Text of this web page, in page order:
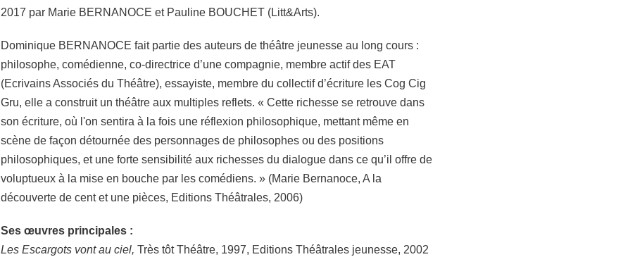
2017 par Marie BERNANOCE et Pauline BOUCHET (Litt&Arts).
Dominique BERNANOCE fait partie des auteurs de théâtre jeunesse au long cours :
philosophe, comédienne, co-directrice d’une compagnie, membre actif des EAT
(Ecrivains Associés du Théâtre), essayiste, membre du collectif d’écriture les Cog Cig
Gru, elle a construit un théâtre aux multiples reflets. « Cette richesse se retrouve dans
son écriture, où l'on sentira à la fois une réflexion philosophique, mettant même en
scène de façon détournée des personnages de philosophes ou des positions
philosophiques, et une forte sensibilité aux richesses du dialogue dans ce qu’il offre de
voluptueux à la mise en bouche par les comédiens. » (Marie Bernanoce, A la
découverte de cent et une pièces, Editions Théâtrales, 2006)
Ses œuvres principales :
Les Escargots vont au ciel, Très tôt Théâtre, 1997, Editions Théâtrales jeunesse, 2002